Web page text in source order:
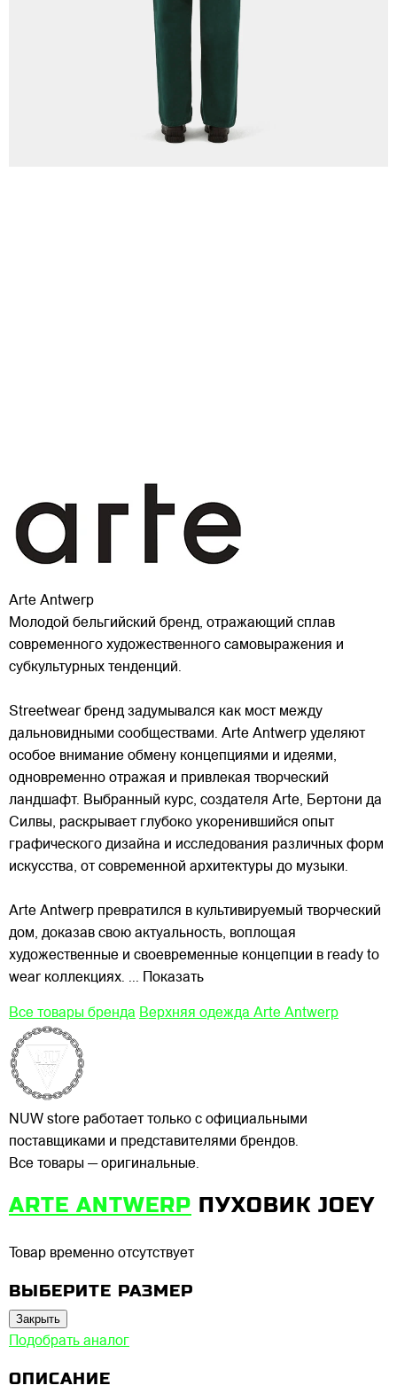
Arte Antwerp
Молодой бельгийский бренд, отражающий сплав
современного художественного самовыражения и
субкультурных тенденций.
Streetwear бренд задумывался как мост между
дальновидными сообществами. Arte Antwerp уделяют
особое внимание обмену концепциями и идеями,
одновременно отражая и привлекая творческий
ландшафт. Выбранный курс, создателя Arte, Бертони да
Силвы, раскрывает глубоко укоренившийся опыт
графического дизайна и исследования различных форм
искусства, от современной архитектуры до музыки.
Arte Antwerp превратился в культивируемый творческий
дом, доказав свою актуальность, воплощая
художественные и своевременные концепции в ready to
wear коллекциях. ... Показать
Все товары бренда Верхняя одежда Arte Antwerp
NUW store работает только с официальными
поставщиками и представителями брендов.
Все товары — оригинальные.
ARTE ANTWERP ПУХОВИК JOEY
Товар временно отсутствует
ВЫБЕРИТЕ РАЗМЕР
Закрыть
Подобрать аналог
ОПИСАНИЕ